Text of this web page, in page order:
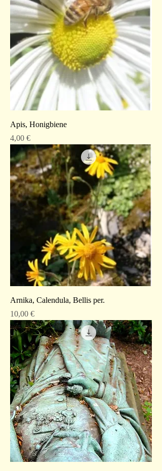
Apis, Honigbiene
Preis
4,00 €
Arnika, Calendula, Bellis per.
Preis
10,00 €